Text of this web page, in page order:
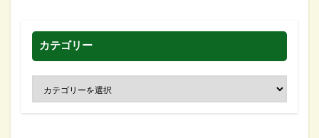
カテゴリー